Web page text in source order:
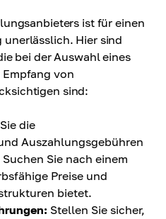
ist für einen
Hier sind
bei der Auswahl eines
von
sind:
die
Auszahlungsgebühren
Sie nach einem
Preise und
bietet.
Stellen Sie sicher,